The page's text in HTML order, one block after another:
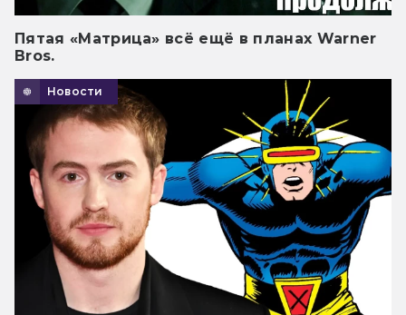
Пятая «Матрица» всё ещё в планах Warner
Bros.
Новости